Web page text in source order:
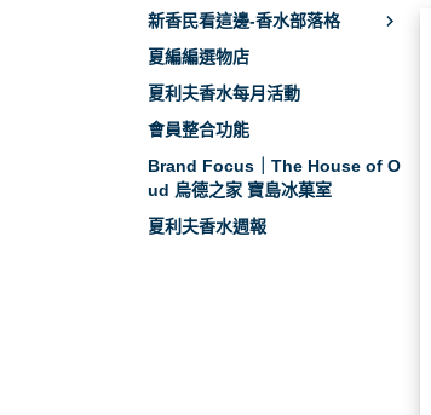
新香民看這邊-香水部落格
夏編編選物店
夏利夫香水每月活動
會員整合功能
Brand Focus｜The House of O
ud 烏德之家 寶島冰菓室
夏利夫香水週報